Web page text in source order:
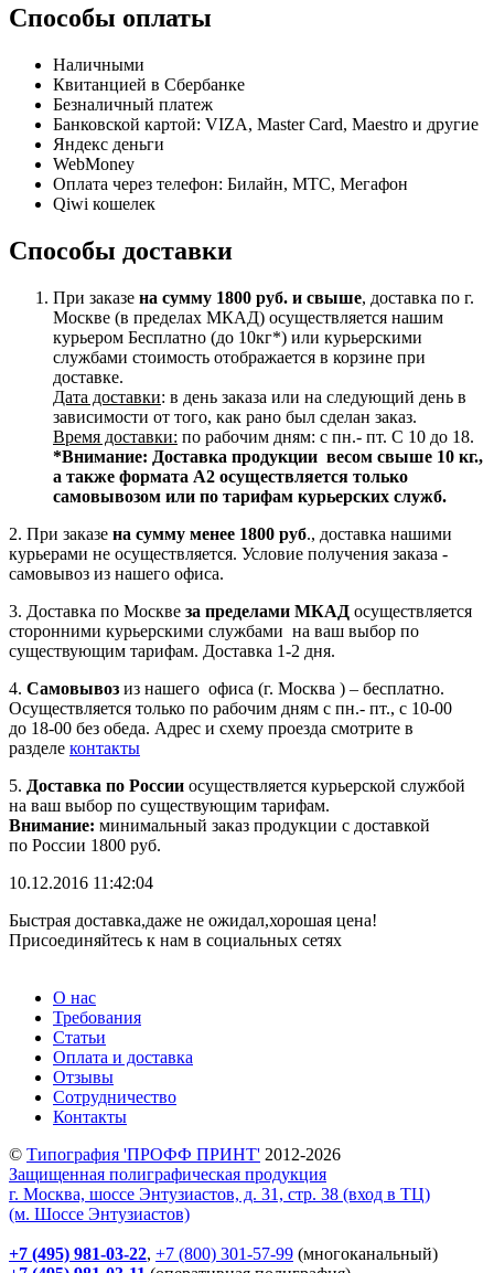
Способы оплаты
Наличными
Квитанцией в Сбербанке
Безналичный платеж
Банковской картой: VIZA, Master Card, Maestro и другие
Яндекс деньги
WebMoney
Оплата через телефон: Билайн, МТС, Мегафон
Qiwi кошелек
Способы доставки
При заказе на сумму 1800 руб. и свыше, доставка по г.
Москве (в пределах МКАД) осуществляется нашим
курьером Бесплатно (до 10кг*) или курьерскими
службами стоимость отображается в корзине при
доставке.
Дата доставки: в день заказа или на следующий день в
зависимости от того, как рано был сделан заказ.
Время доставки: по рабочим дням: с пн.- пт. С 10 до 18.
*Внимание: Доставка продукции весом свыше 10 кг.,
а также формата А2 осуществляется только
самовывозом или по тарифам курьерских служб.
2. При заказе на сумму менее 1800 руб., доставка нашими
курьерами не осуществляется. Условие получения заказа -
самовывоз из нашего офиса.
3. Доставка по Москве за пределами МКАД осуществляется
сторонними курьерскими службами на ваш выбор по
существующим тарифам. Доставка 1-2 дня.
4. Самовывоз из нашего офиса (г. Москва ) – бесплатно.
Осуществляется только по рабочим дням с пн.- пт., с 10-00
до 18-00 без обеда. Адрес и схему проезда смотрите в
разделе контакты
5. Доставка по России осуществляется курьерской службой
на ваш выбор по существующим тарифам.
Внимание: минимальный заказ продукции с доставкой
по России 1800 руб.
10.12.2016 11:42:04
Быстрая доставка,даже не ожидал,хорошая цена!
Присоединяйтесь к нам в социальных сетях
О нас
Требования
Статьи
Оплата и доставка
Отзывы
Сотрудничество
Контакты
© Типография 'ПРОФФ ПРИНТ' 2012-2026
Защищенная полиграфическая продукция
г. Москва, шоссе Энтузиастов, д. 31, стр. 38 (вход в ТЦ)
(м. Шоссе Энтузиастов)
+7 (495) 981-03-22, +7 (800) 301-57-99 (многоканальный)